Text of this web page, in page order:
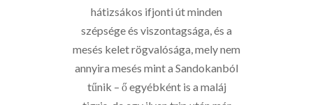
hátizsákos ifjonti út minden
szépsége és viszontagsága, és a
mesés kelet rögvalósága, mely nem
annyira mesés mint a Sandokanból
tűnik – ő egyébként is a maláj